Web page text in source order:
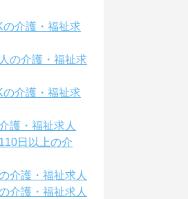
介護・福祉求
の介護・福祉求
介護・福祉求
護・福祉求人
日以上の介
介護・福祉求人
介護・福祉求人